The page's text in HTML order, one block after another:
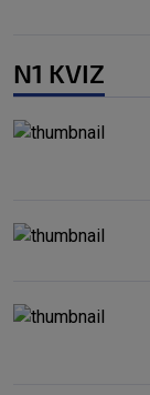
N1 KVIZ